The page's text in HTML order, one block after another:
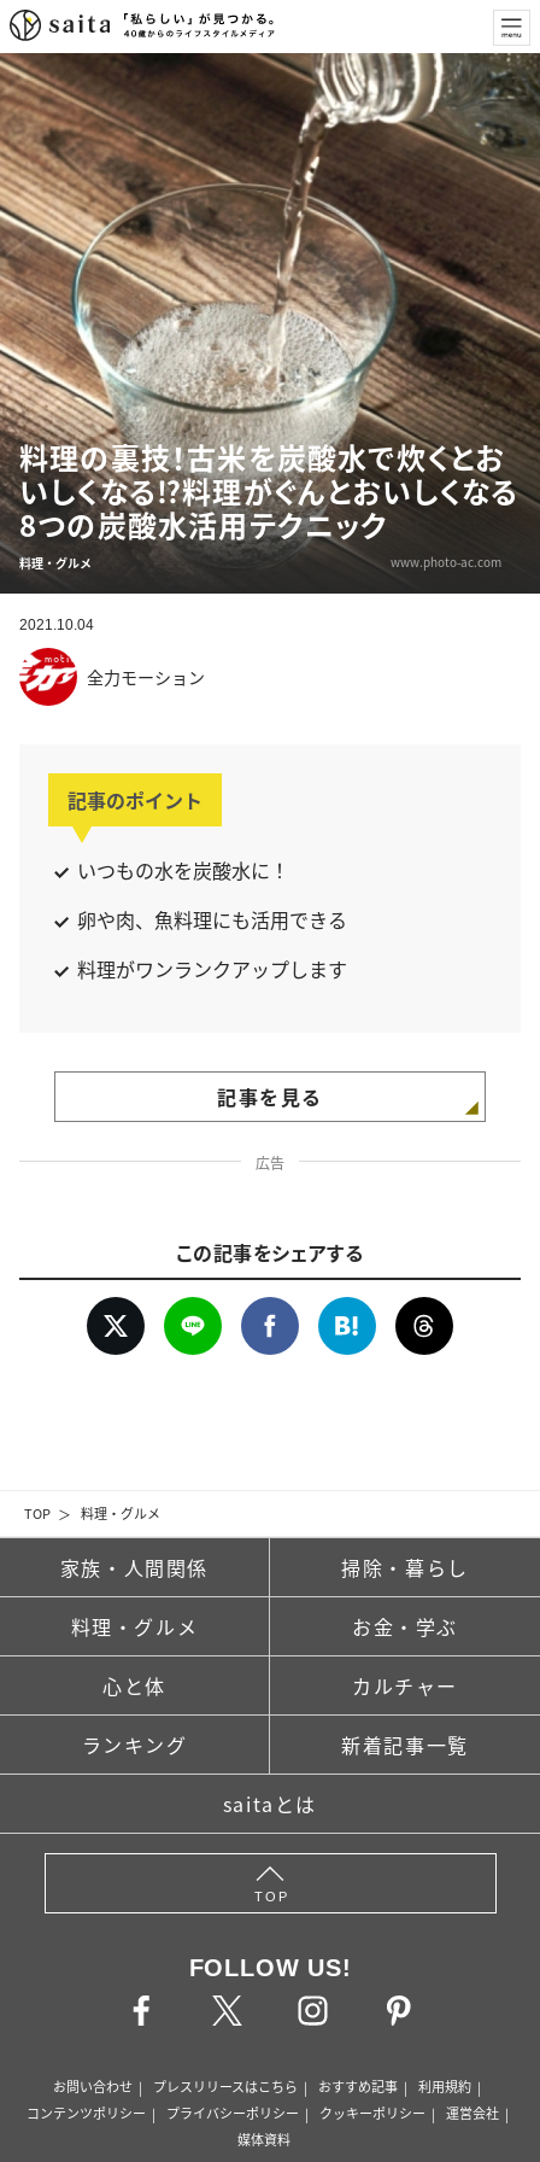
TOP 料理・グルメ
料理の裏技！古米を炭酸水で炊くとお
いしくなる⁉︎料理がぐんとおいしくなる
8つの炭酸水活用テクニック
料理・グルメ www.photo-ac.com
2021.10.04
全力モーション
記事のポイント
いつもの水を炭酸水に！
卵や肉、魚料理にも活用できる
料理がワンランクアップします
記事を見る
広告
この記事をシェアする
家族・人間関係 掃除・暮らし
料理・グルメ お金・学ぶ
心と体 カルチャー
ランキング 新着記事一覧
saitaとは
TOP
FOLLOW US!
お問い合わせ プレスリリースはこちら おすすめ記事
利用規約
コンテンツポリシー
プライバシーポリシー クッキーポリシー
運営会社
媒体資料